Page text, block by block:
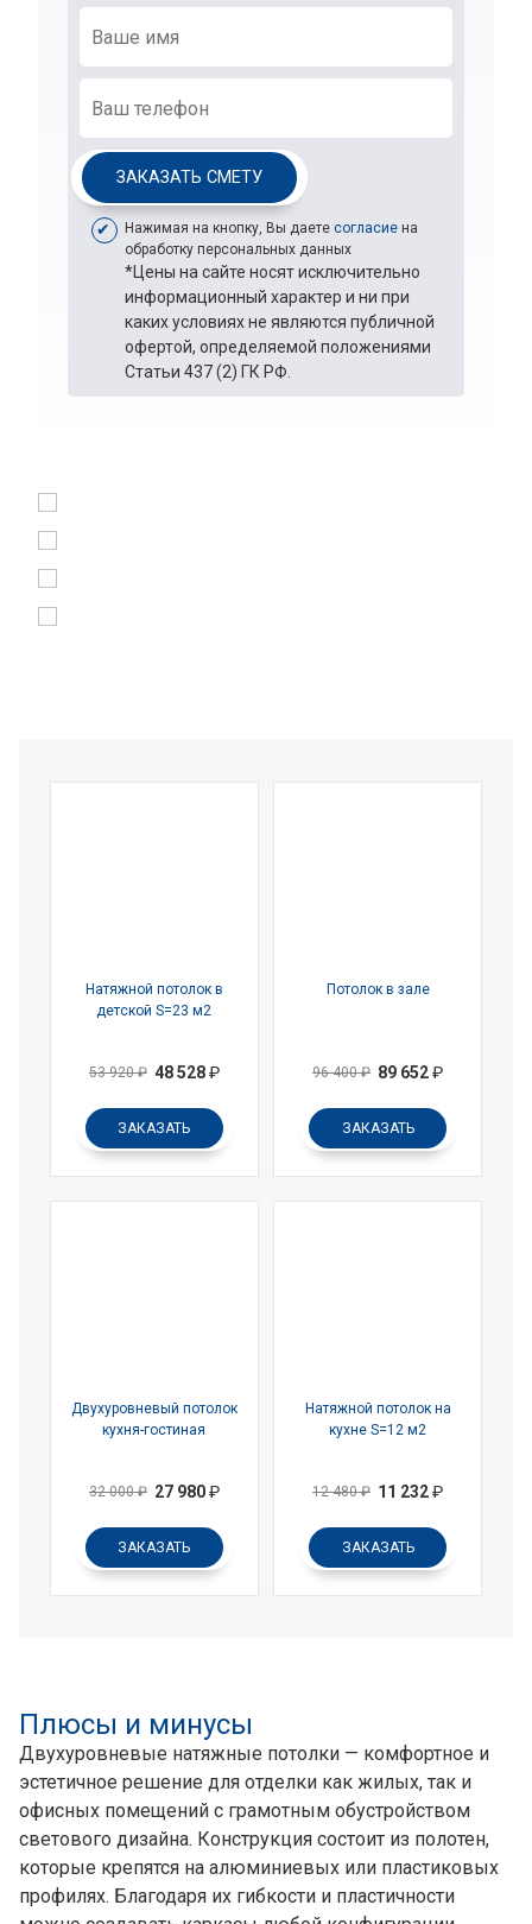
ЗАКАЗАТЬ СМЕТУ
Нажимая на кнопку, Вы даете согласие на
обработку персональных данных
*Цены на сайте носят исключительно
информационный характер и ни при
каких условиях не являются публичной
офертой, определяемой положениями
Статьи 437 (2) ГК РФ.
Натяжной потолок в
детской S=23 м2
53 920₽ 48 528₽
ЗАКАЗАТЬ
Потолок в зале
96 400₽ 89 652₽
ЗАКАЗАТЬ
Двухуровневый потолок
кухня-гостиная
32 000₽ 27 980₽
ЗАКАЗАТЬ
Натяжной потолок на
кухне S=12 м2
12 480₽ 11 232₽
ЗАКАЗАТЬ
Плюсы и минусы
Двухуровневые натяжные потолки — комфортное и
эстетичное решение для отделки как жилых, так и
офисных помещений с грамотным обустройством
светового дизайна. Конструкция состоит из полотен,
которые крепятся на алюминиевых или пластиковых
профилях. Благодаря их гибкости и пластичности